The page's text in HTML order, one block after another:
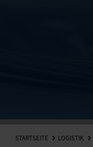
STARTSEITE LOGISTIK